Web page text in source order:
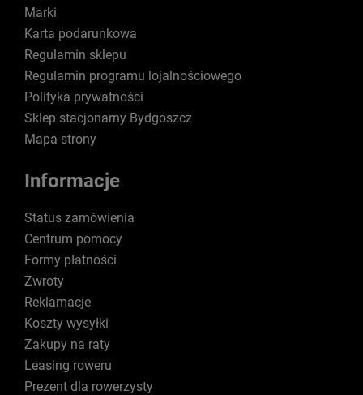
Marki
Karta podarunkowa
Regulamin sklepu
Regulamin programu lojalnościowego
Polityka prywatności
Sklep stacjonarny Bydgoszcz
Mapa strony
Informacje
Status zamówienia
Centrum pomocy
Formy płatności
Zwroty
Reklamacje
Koszty wysyłki
Zakupy na raty
Leasing roweru
Prezent dla rowerzysty